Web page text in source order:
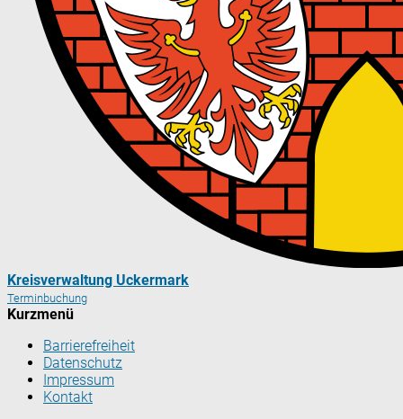
Kreisverwaltung Uckermark
Terminbuchung
Kurzmenü
Barrierefreiheit
Datenschutz
Impressum
Kontakt